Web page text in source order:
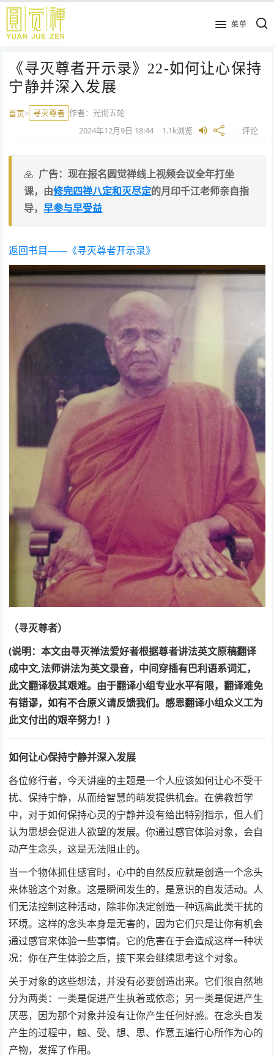
跳
主
菜单
《寻灭尊者开示录》22-如何让心保持
宁静并深入发展
首页> 寻灭尊者 作者：光彻五轮
2024年12月9日 18:44 1.1k浏览 评论
广告：现在报名圆觉禅线上视频会议全年打坐
课，由修完四禅八定和灭尽定的月印千江老师亲自指
导，早参与早受益
返回书目——《寻灭尊者开示录》
（寻灭尊者）
(说明：本文由寻灭禅法爱好者根据尊者讲法英文原稿翻译
成中文,法师讲法为英文录音，中间穿插有巴利语系词汇，
此文翻译极其艰难。由于翻译小组专业水平有限，翻译难免
有错谬，如有不合原义请反馈我们。感恩翻译小组众义工为
此文付出的艰辛努力！)
如何让心保持宁静并深入发展
各位修行者，今天讲座的主题是一个人应该如何让心不受干
扰、保持宁静，从而给智慧的萌发提供机会。在佛教哲学
中，对于如何保持心灵的宁静并没有给出特别指示，但人们
认为思想会促进人欲望的发展。你通过感官体验对象，会自
动产生念头，这是无法阻止的。
当一个物体抓住感官时，心中的自然反应就是创造一个念头
来体验这个对象。这是瞬间发生的，是意识的自发活动。人
们无法控制这种活动，除非你决定创造一种远离此类干扰的
环境。这样的念头本身是无害的，因为它们只是让你有机会
通过感官来体验一些事情。它的危害在于会造成这样一种状
况：你在产生体验之后，接下来会继续思考这个对象。
关于对象的这些想法，并没有必要创造出来。它们很自然地
分为两类：一类是促进产生执着或依恋；另一类是促进产生
厌恶，因为那个对象并没有让你产生任何好感。在念头自发
产生的过程中，触、受、想、思、作意五遍行心所作为心的
产物，发挥了作用。